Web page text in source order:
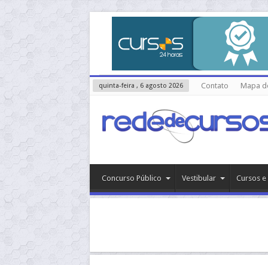
quinta-feira , 6 agosto 2026 Contato Mapa
Concurso Público Vestibular Cursos